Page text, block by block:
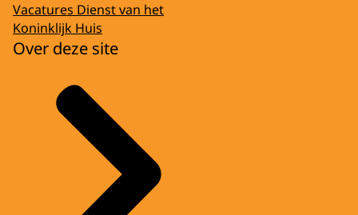
Vacatures Dienst van het
Koninklijk Huis
Over deze site